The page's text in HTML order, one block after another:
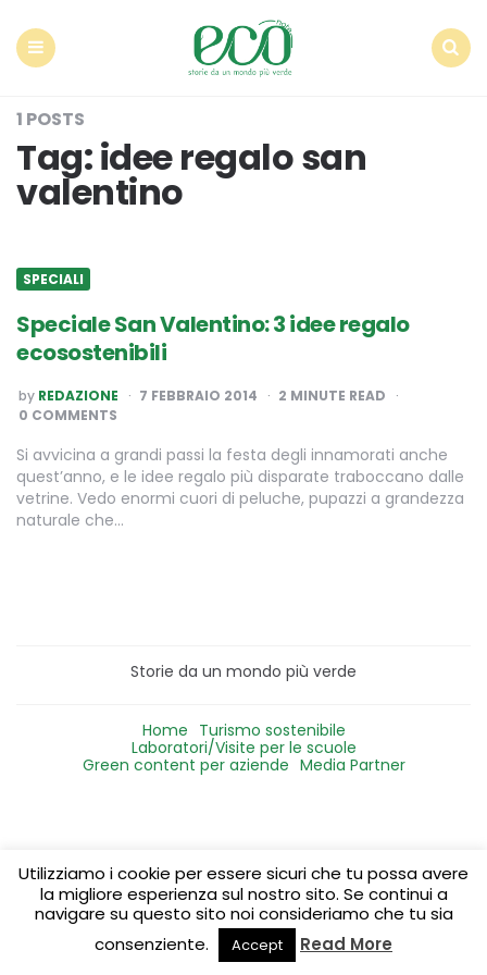
1 POSTS
Tag:idee regalo san
valentino
SPECIALI
Speciale San Valentino: 3 idee regalo
ecosostenibili
POSTED
BY
by REDAZIONE 7 FEBBRAIO 2014 2 MINUTE READ
0 COMMENTS
Si avvicina a grandi passi la festa degli innamorati anche
quest’anno, e le idee regalo più disparate traboccano dalle
vetrine. Vedo enormi cuori di peluche, pupazzi a grandezza
naturale che…
Storie da un mondo più verde
Home Turismo sostenibile
Laboratori/Visite per le scuole
Green content per aziende Media Partner
Utilizziamo i cookie per essere sicuri che tu possa avere
la migliore esperienza sul nostro sito. Se continui a
navigare su questo sito noi consideriamo che tu sia
consenziente.
Accept Read More